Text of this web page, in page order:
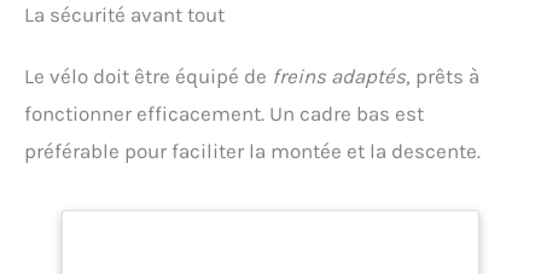
La sécurité avant tout
Le vélo doit être équipé de freins adaptés, prêts à
fonctionner efficacement. Un cadre bas est
préférable pour faciliter la montée et la descente.